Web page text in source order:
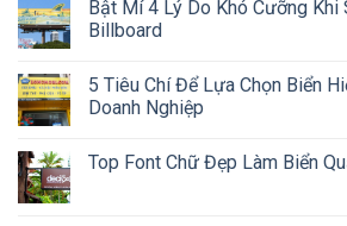
Bật Mí 4 Lý Do Khó Cưỡng Khi
Billboard
5 Tiêu Chí Để Lựa Chọn Biển
Doanh Nghiệp
Top Font Chữ Đẹp Làm Biển